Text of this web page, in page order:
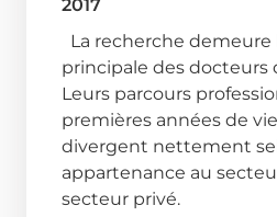
2017
La recherche
principale des docteurs
Leurs parcours
premières années de
divergent nettement
appartenance au
secteur privé.